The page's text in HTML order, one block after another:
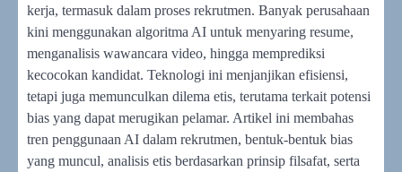
kerja, termasuk dalam proses rekrutmen. Banyak perusahaan
kini menggunakan algoritma AI untuk menyaring resume,
menganalisis wawancara video, hingga memprediksi
kecocokan kandidat. Teknologi ini menjanjikan efisiensi,
tetapi juga memunculkan dilema etis, terutama terkait potensi
bias yang dapat merugikan pelamar. Artikel ini membahas
tren penggunaan AI dalam rekrutmen, bentuk-bentuk bias
yang muncul, analisis etis berdasarkan prinsip filsafat, serta